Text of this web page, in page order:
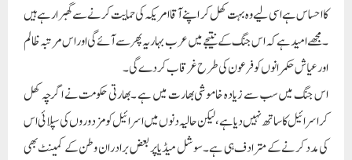
کا احساس ہے اسی لیے وہ بہت کھل کر اپنے آقا امریکہ کی حمایت کرنے سے گھبرارہے ہیں
۔مجھے امید ہے کہ اس جنگ کے نتیجے میں عرب بہاریہ پھر سے آئے گی اور اس مرتبہ ظالم
اور عیاش حکمرانوں کو فرعون کی طرح غرقاب کردے گی ۔
اس جنگ میں سب سے زیادہ خاموشی بھارت میں ہے ۔بھارتی حکومت نے اگرچہ کھل
کر اسرائیل کا ساتھ نہیں دیا ہے ،لیکن حالیہ دنوں میں اسرائیل کو مزدوروں کی سپلائی اس
کی مدد کرنے کے مترادف ہی ہے ۔سوشل میڈیا پر بعض برادران وطن کے کمینٹ بھی